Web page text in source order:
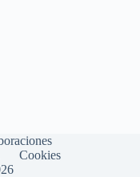
Cookies